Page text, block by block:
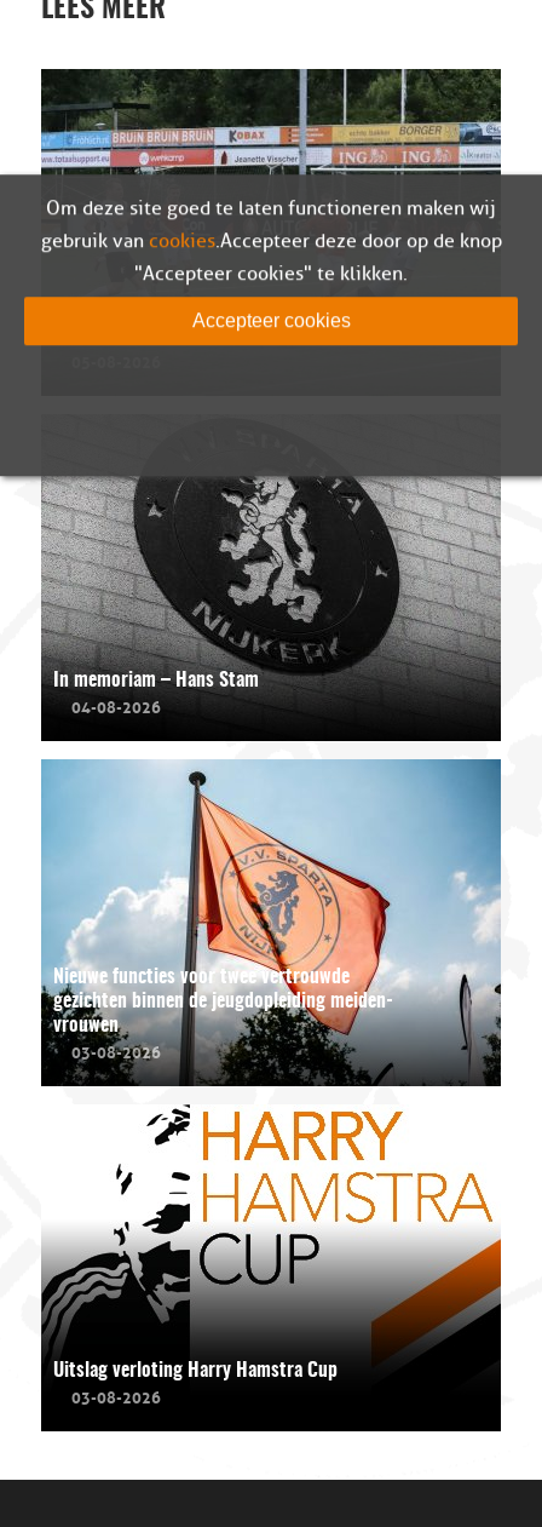
LEES MEER
Wedstrijdverslag Berkum – Sparta Nijkerk
In memoriam – Hans Stam
04-08-2026
Nieuwe functies voor twee vertrouwde
gezichten binnen de jeugdopleiding meiden-
vrouwen
03-08-2026
Uitslag verloting Harry Hamstra Cup
03-08-2026
Om deze site goed te laten functioneren maken wij
gebruik van cookies. Accepteer deze door op de knop
"Accepteer cookies" te klikken.
Accepteer cookies